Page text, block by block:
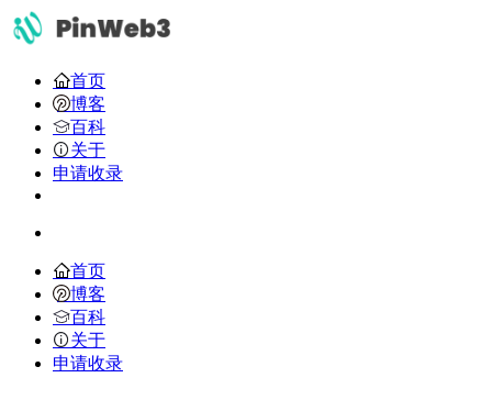
首页
博客
百科
关于
申请收录
首页
博客
百科
关于
申请收录